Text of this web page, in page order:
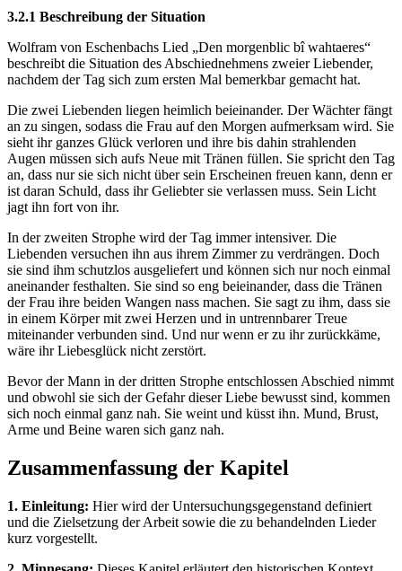
3.2.1 Beschreibung der Situation
Wolfram von Eschenbachs Lied „Den morgenblic bî wahtaeres“
beschreibt die Situation des Abschiednehmens zweier Liebender,
nachdem der Tag sich zum ersten Mal bemerkbar gemacht hat.
Die zwei Liebenden liegen heimlich beieinander. Der Wächter fängt
an zu singen, sodass die Frau auf den Morgen aufmerksam wird. Sie
sieht ihr ganzes Glück verloren und ihre bis dahin strahlenden
Augen müssen sich aufs Neue mit Tränen füllen. Sie spricht den Tag
an, dass nur sie sich nicht über sein Erscheinen freuen kann, denn er
ist daran Schuld, dass ihr Geliebter sie verlassen muss. Sein Licht
jagt ihn fort von ihr.
In der zweiten Strophe wird der Tag immer intensiver. Die
Liebenden versuchen ihn aus ihrem Zimmer zu verdrängen. Doch
sie sind ihm schutzlos ausgeliefert und können sich nur noch einmal
aneinander festhalten. Sie sind so eng beieinander, dass die Tränen
der Frau ihre beiden Wangen nass machen. Sie sagt zu ihm, dass sie
in einem Körper mit zwei Herzen und in untrennbarer Treue
miteinander verbunden sind. Und nur wenn er zu ihr zurückkäme,
wäre ihr Liebesglück nicht zerstört.
Bevor der Mann in der dritten Strophe entschlossen Abschied nimmt
und obwohl sie sich der Gefahr dieser Liebe bewusst sind, kommen
sich noch einmal ganz nah. Sie weint und küsst ihn. Mund, Brust,
Arme und Beine waren sich ganz nah.
Zusammenfassung der Kapitel
1. Einleitung: Hier wird der Untersuchungsgegenstand definiert
und die Zielsetzung der Arbeit sowie die zu behandelnden Lieder
kurz vorgestellt.